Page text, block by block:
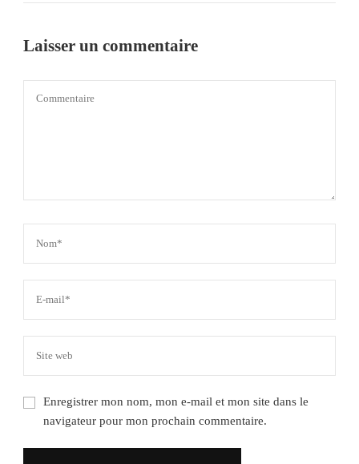
Laisser un commentaire
Enregistrer mon nom, mon e-mail et mon site dans le
navigateur pour mon prochain commentaire.